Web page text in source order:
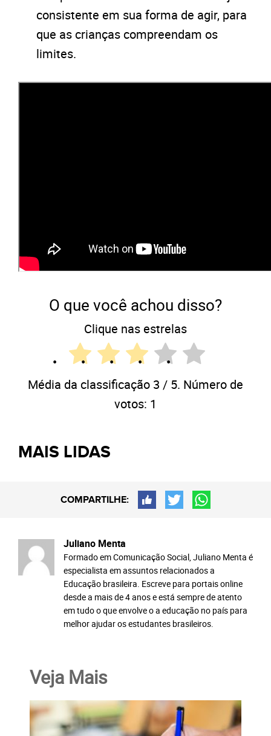
consistente em sua forma de agir, para
que as crianças compreendam os
limites.
O que você achou disso?
Clique nas estrelas
Média da classificação 3 / 5. Número de
votos: 1
MAIS LIDAS
COMPARTILHE:
Juliano Menta
Formado em Comunicação Social, Juliano Menta é
especialista em assuntos relacionados a
Educação brasileira. Escreve para portais online
desde a mais de 4 anos e está sempre de atento
em tudo o que envolve o a educação no país para
melhor ajudar os estudantes brasileiros.
Veja Mais